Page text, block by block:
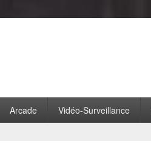
Arcade Vidéo-Surveillance